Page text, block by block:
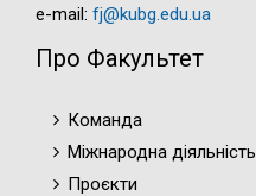
e-mail: fj@kubg.edu.ua
Про Факультет
Команда
Міжнародна діяльність
Проєкти